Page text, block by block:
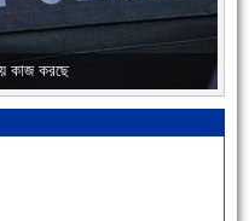
কাজ করছে